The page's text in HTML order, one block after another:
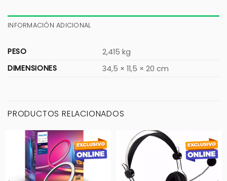
INFORMACIÓN ADICIONAL
PESO
2,415 kg
DIMENSIONES
34,5 × 11,5 × 20 cm
PRODUCTOS RELACIONADOS